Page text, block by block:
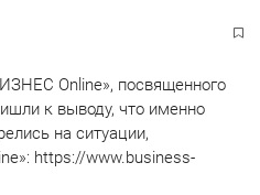
Online», посвященного
к выводу, что именно
на ситуации,
https://www.business-